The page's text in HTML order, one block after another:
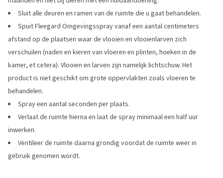
Sluit alle deuren en ramen van de ruimte die u gaat behandelen.
Spuit Fleegard Omgevingsspray vanaf een aantal centimeters
afstand op de plaatsen waar de vlooien en vlooienlarven zich
verschuilen (naden en kieren van vloeren en plinten, hoeken in de
kamer, et cetera). Vlooien en larven zijn namelijk lichtschuw. Het
product is niet geschikt om grote oppervlakten zoals vloeren te
behandelen.
Spray een aantal seconden per plaats.
Verlaat de ruimte hierna en laat de spray minimaal een half uur
inwerken.
Ventileer de ruimte daarna grondig voordat de ruimte weer in
gebruik genomen wordt.